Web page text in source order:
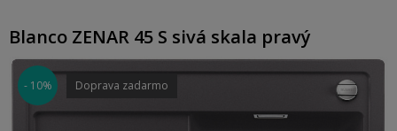
Blanco ZENAR 45 S sivá skala pravý
- 10% Doprava zadarmo